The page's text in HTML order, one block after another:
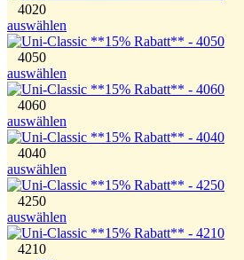
4020
auswählen
4050
auswählen
4060
auswählen
4040
auswählen
4250
auswählen
4210